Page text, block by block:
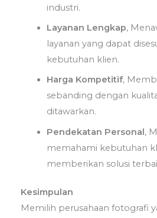
industri.
Layanan Lengkap,
layanan yang dapat
kebutuhan klien.
Harga Kompetitif,
sebanding dengan
ditawarkan.
Pendekatan Personal,
memahami kebutuhan
memberikan solusi
Kesimpulan
Memilih perusahaan fotografi